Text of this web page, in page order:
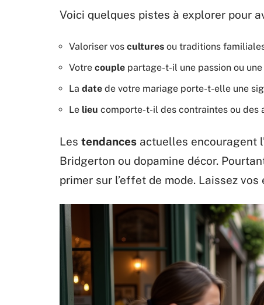
Voici quelques pistes à explorer pour
Valoriser vos cultures ou traditions
Votre couple partage-t-il une passion ou
La date de votre mariage porte-t-elle une
Le lieu comporte-t-il des contraintes ou des
Les tendances actuelles encouragent
Bridgerton ou dopamine décor.
primer sur l’effet de mode. Laissez